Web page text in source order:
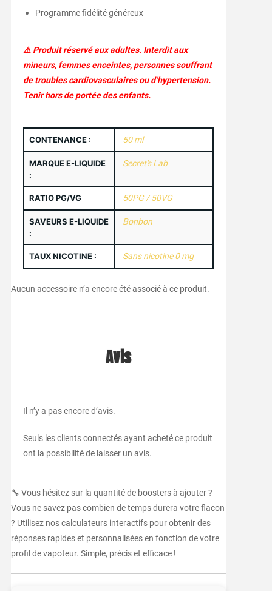
Programme fidélité généreux
⚠ Produit réservé aux adultes. Interdit aux
mineurs, femmes enceintes, personnes souffrant
de troubles cardiovasculaires ou d’hypertension.
Tenir hors de portée des enfants.
CONTENANCE : 50 ml
MARQUE E-LIQUIDE
:
Secret's Lab
RATIO PG/VG 50PG / 50VG
SAVEURS E-LIQUIDE
:
Bonbon
TAUX NICOTINE : Sans nicotine 0 mg
Aucun accessoire n’a encore été associé à ce produit.
Avis
Il n’y a pas encore d’avis.
Seuls les clients connectés ayant acheté ce produit
ont la possibilité de laisser un avis.
🔧 Vous hésitez sur la quantité de boosters à ajouter ?
Vous ne savez pas combien de temps durera votre flacon
? Utilisez nos calculateurs interactifs pour obtenir des
réponses rapides et personnalisées en fonction de votre
profil de vapoteur. Simple, précis et efficace !